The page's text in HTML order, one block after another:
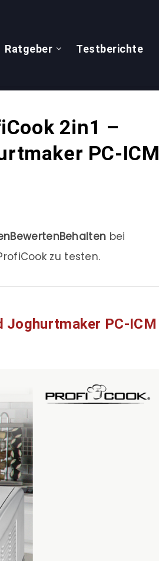
Ratgeber Testberichte
2in1 –
PC-ICM
bei
zu testen.
Joghurtmaker PC-ICM